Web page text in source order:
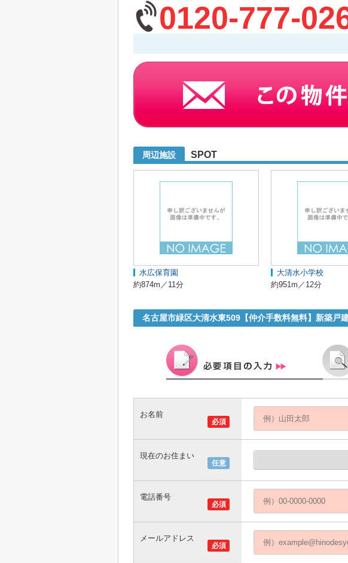
0120-777-
周辺施設 SPOT
水広保育園
約874m／11分
大清水小学校
約951m／12分
名古屋市緑区大清水東509【仲介手数料無料】新築戸
必須
お名前
任意
現在のお住まい
必須
電話番号
必須
メールアドレス